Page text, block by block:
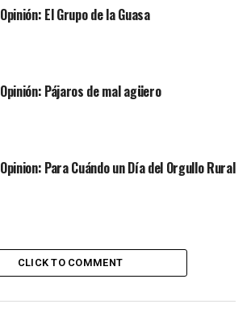
Opinión: El Grupo de la Guasa
Opinión: Pájaros de mal agüero
Opinion: Para Cuándo un Día del Orgullo Rural
CLICK TO COMMENT